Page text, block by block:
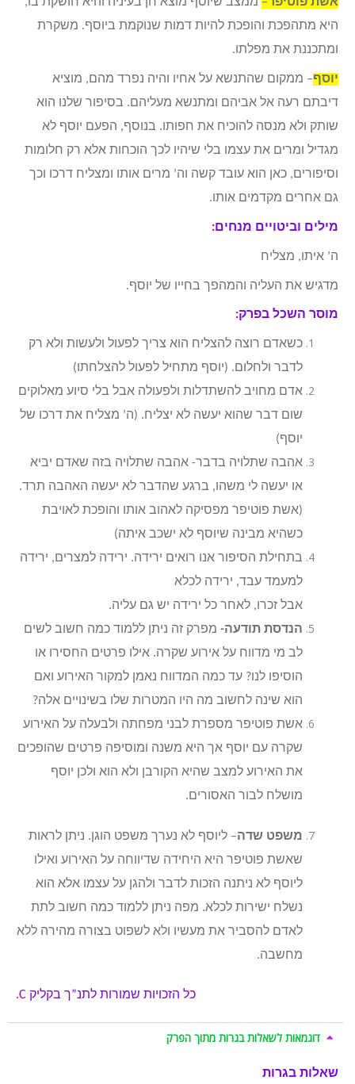
אשת פוטיפר – ממצב שיוסף מוצא חן בעיניה והיא חושקת בו,
היא מתהפכת והופכת להיות דמות שנוקמת ביוסף. משקרת
ומתכננת את מפלתו.
יוסף– ממקום שהתנשא על אחיו והיה נפרד מהם, מוציא
דיבתם רעה אל אביהם ומתנשא מעליהם. בסיפור שלנו הוא
שותק ולא מנסה להוכיח את חפותו. בנוסף, הפעם יוסף לא
מגדיל ומרים את עצמו בלי שיהיו לכך הוכחות אלא רק חלומות
וסיפורים, כאן הוא עובד קשה וה’ מרים אותו ומצליח דרכו וכך
גם אחרים מקדמים אותו.
מילים וביטויים מנחים:
ה’ איתו, מצליח
מדגיש את העליה והמהפך בחייו של יוסף.
מוסר השכל בפרק:
כשאדם רוצה להצליח הוא צריך לפעול ולעשות ולא רק
לדבר ולחלום. (יוסף מתחיל לפעול להצלחתו)
אדם מחויב להשתדלות ולפעולה אבל בלי סיוע מאלוקים
שום דבר שהוא יעשה לא יצליח. (ה’ מצליח את דרכו של
יוסף)
אהבה שתלויה בדבר- אהבה שתלויה בזה שאדם יביא
או יעשה לי משהו, ברגע שהדבר לא יעשה האהבה תרד.
(אשת פוטיפר מפסיקה לאהוב אותו והופכת לאויבת
כשהיא מבינה שיוסף לא ישכב איתה)
בתחילת הסיפור אנו רואים ירידה. ירידה למצרים, ירידה
למעמד עבד, ירידה לכלא
אבל זכרו, לאחר כל ירידה יש גם עליה.
הנדסת תודעה- מפרק זה ניתן ללמוד כמה חשוב לשים
לב מי מדווח על אירוע שקרה. אילו פרטים החסירו או
הוסיפו לנו? עד כמה המדווח נאמן למקור האירוע ואם
הוא שינה לחשוב מה היו המטרות שלו בשינויים אלה?
אשת פוטיפר מספרת לבני מפחתה ולבעלה על האירוע
שקרה עם יוסף אך היא משנה ומוסיפה פרטים שהופכים
את האירוע למצב שהיא הקורבן ולא הוא ולכן יוסף
מושלח לבור האסורים.
משפט שדה– ליוסף לא נערך משפט הוגן. ניתן לראות
שאשת פוטיפר היא היחידה שדיווחה על האירוע ואילו
ליוסף לא ניתנה הזכות לדבר ולהגן על עצמו אלא הוא
נשלח ישירות לכלא. מפה ניתן ללמוד כמה חשוב לתת
לאדם להסביר את מעשיו ולא לשפוט בצורה מהירה ללא
מחשבה.
כל הזכויות שמורות לתנ”ך בקליק C.
דוגמאות לשאלות בגרות מתוך הפרק
שאלות בגרות